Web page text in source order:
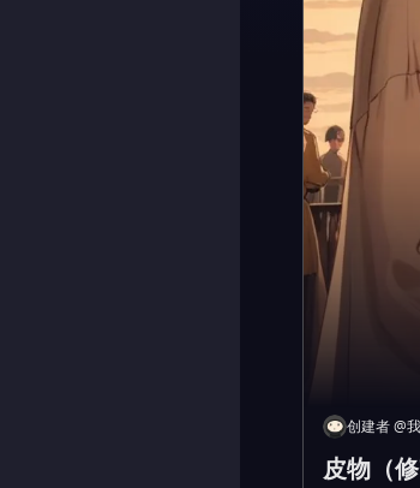
创建者@
皮物（修